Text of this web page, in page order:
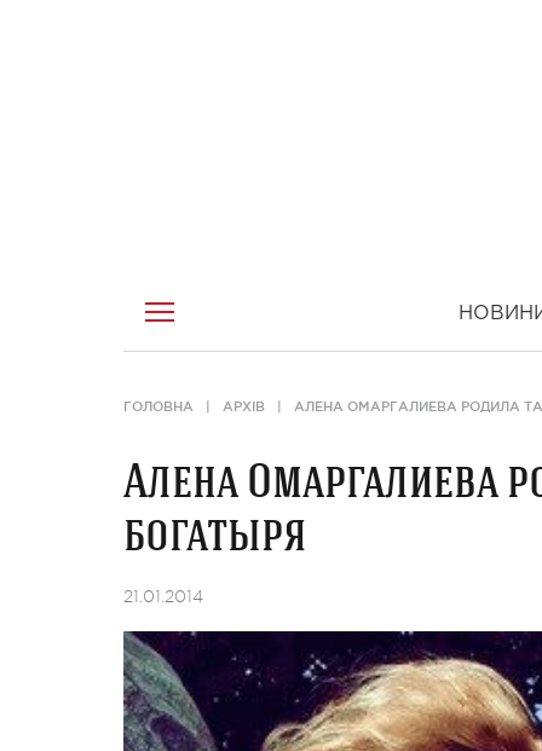
ГОЛОВНА АРХІВ АЛЕНА ОМАРГАЛИЕВА РОДИЛА
Алена Омаргалиева
богатыря
21.01.2014